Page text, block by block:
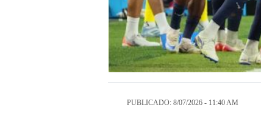
PUBLICADO: 8/07/2026 - 11:40 AM